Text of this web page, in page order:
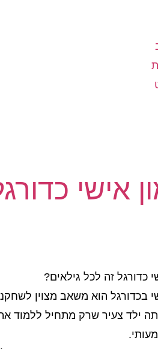
אישי
כדורגל זה לכל גילאים?
בכדורגל הוא משאב מצוין
ילד צעיר שרק מתחיל ללמוד